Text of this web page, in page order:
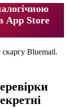
App Store
скаргу Bluemail.